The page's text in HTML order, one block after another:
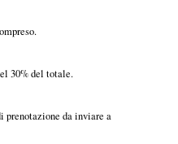
30% del totale.
da inviare a